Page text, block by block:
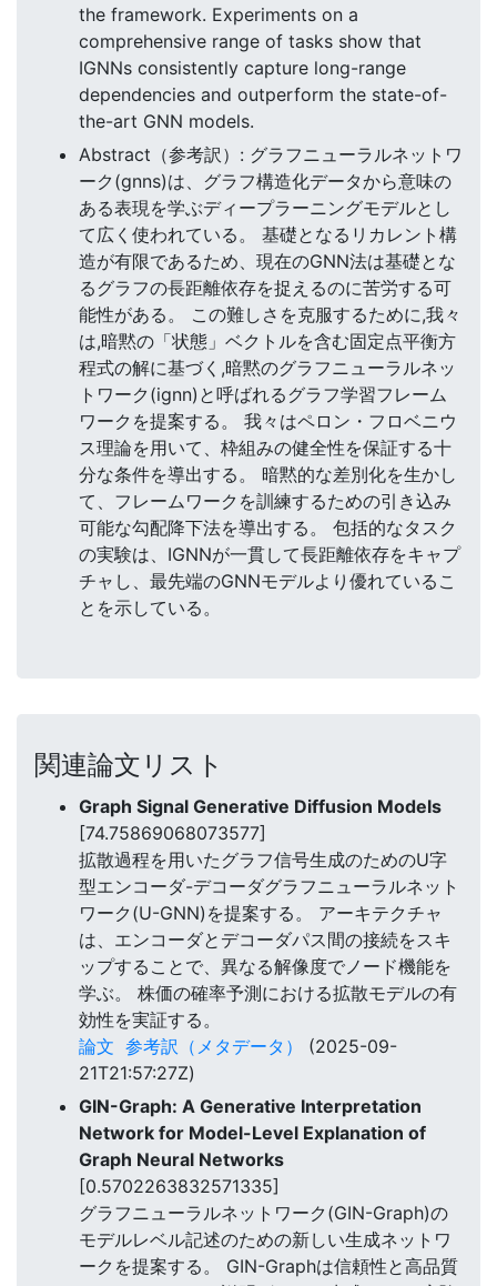
the framework. Experiments on a
comprehensive range of tasks show that
IGNNs consistently capture long-range
dependencies and outperform the state-of-
the-art GNN models.
Abstract（参考訳）: グラフニューラルネットワ
ーク(gnns)は、グラフ構造化データから意味の
ある表現を学ぶディープラーニングモデルとし
て広く使われている。 基礎となるリカレント構
造が有限であるため、現在のGNN法は基礎とな
るグラフの長距離依存を捉えるのに苦労する可
能性がある。 この難しさを克服するために,我々
は,暗黙の「状態」ベクトルを含む固定点平衡方
程式の解に基づく,暗黙のグラフニューラルネッ
トワーク(ignn)と呼ばれるグラフ学習フレーム
ワークを提案する。 我々はペロン・フロベニウ
ス理論を用いて、枠組みの健全性を保証する十
分な条件を導出する。 暗黙的な差別化を生かし
て、フレームワークを訓練するための引き込み
可能な勾配降下法を導出する。 包括的なタスク
の実験は、IGNNが一貫して長距離依存をキャプ
チャし、最先端のGNNモデルより優れているこ
とを示している。
関連論文リスト
Graph Signal Generative Diffusion Models
[74.75869068073577]
拡散過程を用いたグラフ信号生成のためのU字
型エンコーダ-デコーダグラフニューラルネット
ワーク(U-GNN)を提案する。 アーキテクチャ
は、エンコーダとデコーダパス間の接続をスキ
ップすることで、異なる解像度でノード機能を
学ぶ。 株価の確率予測における拡散モデルの有
効性を実証する。
論文 参考訳（メタデータ）
(2025-09-
21T21:57:27Z)
GIN-Graph: A Generative Interpretation
Network for Model-Level Explanation of
Graph Neural Networks
[0.5702263832571335]
グラフニューラルネットワーク(GIN-Graph)の
モデルレベル記述のための新しい生成ネットワ
ークを提案する。 GIN-Graphは信頼性と高品質